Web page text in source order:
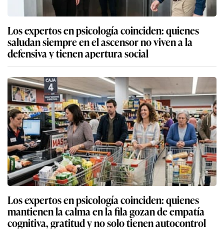
Los expertos en psicología coinciden: quienes
saludan siempre en el ascensor no viven a la
defensiva y tienen apertura social
Los expertos en psicología coinciden: quienes
mantienen la calma en la fila gozan de empatía
cognitiva, gratitud y no solo tienen autocontrol